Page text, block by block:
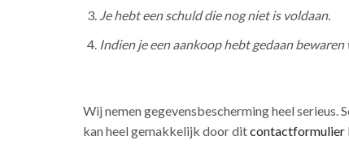
Je hebt een schuld die nog niet is voldaan.
Indien je een aankoop hebt gedaan
Wij nemen gegevensbescherming heel
kan heel gemakkelijk door ditcontactformulier